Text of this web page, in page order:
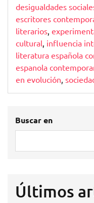
desigualdades
escritores
literarios,
cultural, influencia
literatura española
espanola
en evolución,
Buscar en
Últimos